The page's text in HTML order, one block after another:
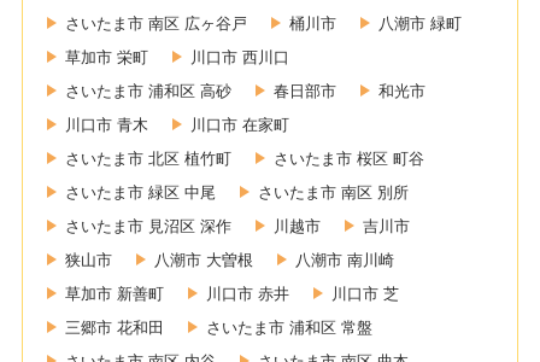
さいたま市 南区 広ヶ谷戸
桶川市
八潮市 緑町
草加市 栄町
川口市 西川口
さいたま市 浦和区 高砂
春日部市
和光市
川口市 青木
川口市 在家町
さいたま市 北区 植竹町
さいたま市 桜区 町谷
さいたま市 緑区 中尾
さいたま市 南区 別所
さいたま市 見沼区 深作
川越市
吉川市
狭山市
八潮市 大曽根
八潮市 南川崎
草加市 新善町
川口市 赤井
川口市 芝
三郷市 花和田
さいたま市 浦和区 常盤